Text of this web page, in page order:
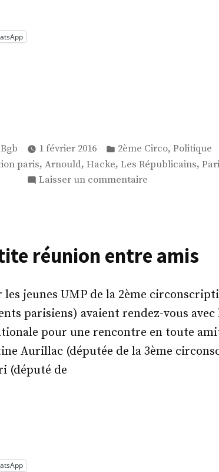
1 février 2016
Publié
dans
2ème Circo, Politique
paris, Arnould, Hacke, Les Républicains,
Laisser un commentairesur
réunion entre amis
jeunes UMP de la 2ème
parisiens) avaient rendez-vous
pour une rencontre en toute
Aurillac (députée de la 3ème
(député de